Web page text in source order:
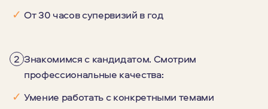
✓ От 30 часов супервизий в год
2 Знакомимся с кандидатом. Смотрим
профессиональные качества:
✓ Умение работать с конкретными темами